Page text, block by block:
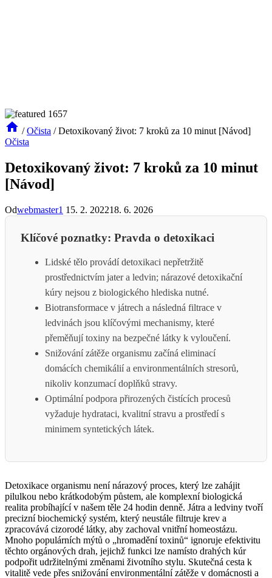
/ Očista / Detoxikovaný život: 7 kroků za 10 minut [Návod]
Očista
Detoxikovaný život: 7 kroků za 10 minut
[Návod]
Odwebmaster1 15. 2. 202218. 6. 2026
Klíčové poznatky: Pravda o detoxikaci
Lidské tělo provádí detoxikaci nepřetržitě
prostřednictvím jater a ledvin; nárazové detoxikační
kúry nejsou z biologického hlediska nutné.
Biotransformace v játrech a následná filtrace v
ledvinách jsou klíčovými mechanismy, které
přeměňují toxiny na bezpečné látky k vyloučení.
Snižování zátěže organismu začíná eliminací
domácích chemikálií a environmentálních stresorů,
nikoliv konzumací doplňků stravy.
Optimální podpora přirozených čistících procesů
vyžaduje hydrataci, kvalitní stravu a prostředí s
minimem syntetických látek.
Detoxikace organismu není nárazový proces, který lze zahájit
pilulkou nebo krátkodobým půstem, ale komplexní biologická
realita probíhající v našem těle 24 hodin denně. Játra a ledviny tvoří
precizní biochemický systém, který neustále filtruje krev a
zpracovává cizorodé látky, aby zachoval vnitřní homeostázu.
Mnoho populárních mýtů o „hromadění toxinů“ ignoruje efektivitu
těchto orgánových drah, jejichž funkci lze namísto drahých kúr
podpořit udržitelnými změnami životního stylu. Skutečná cesta k
vitalitě vede přes snižování environmentální zátěže v domácnosti a